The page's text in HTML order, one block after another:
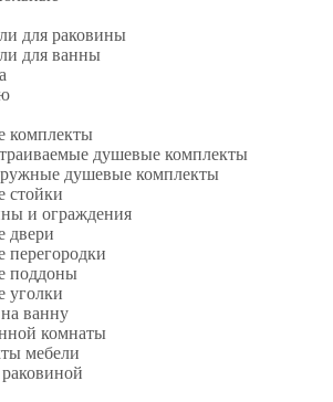
для раковины
для ванны
комплекты
душевые комплекты
душевые комплекты
стойки
и ограждения
двери
перегородки
поддоны
уголки
ванну
комнаты
мебели